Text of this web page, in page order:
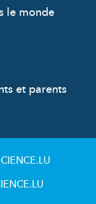
le monde
et parents